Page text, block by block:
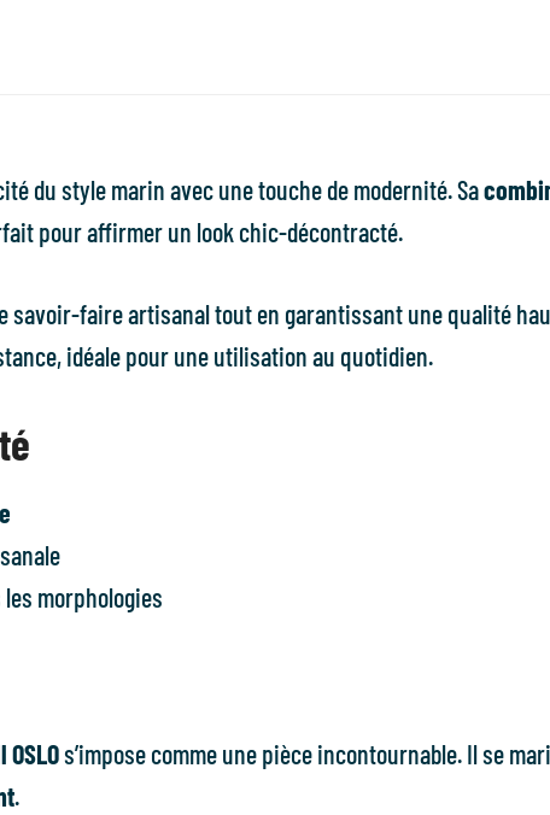
du style marin avec une touche de modernité. Sa
pour affirmer un look chic-décontracté.
savoir-faire artisanal tout en garantissant une qualité
idéale pour une utilisation au quotidien.
morphologies
OSLOs’impose comme une pièce incontournable. Il se
.